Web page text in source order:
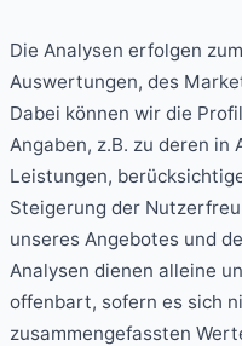
Die Analysen erfolgen
Auswertungen, des
Dabei können wir die
Angaben, z.B. zu deren in
Leistungen,
Steigerung der
unseres Angebotes und
Analysen dienen alleine
offenbart, sofern es sich
zusammengefassten